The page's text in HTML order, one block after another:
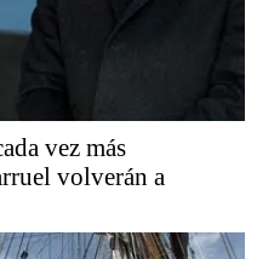
vez más
volverán a